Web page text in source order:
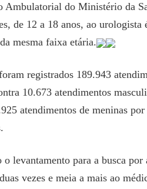
Ambulatorial do Ministério da
de 12 a 18 anos, ao
mesma faixa etária.
registrados 189.943
10.673 atendimentos
atendimentos de meninas
levantamento para a busca
vezes e meia a mais ao